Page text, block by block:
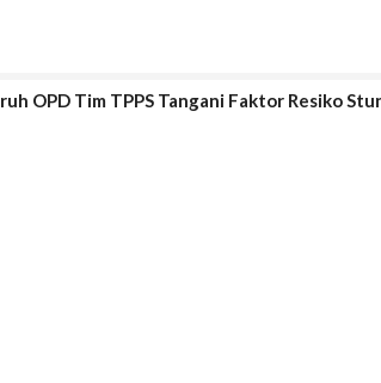
OPD Tim TPPS Tangani Faktor Resiko